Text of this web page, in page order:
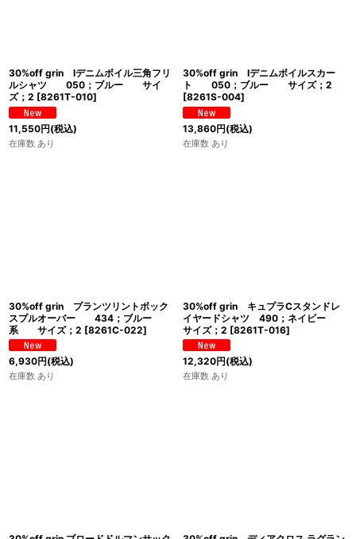
30%off grin Iデニムボイル三角フリ
ルシャツ 050；ブルー サイ
ズ；2 [8261T-010]
11,550円(税込)
在庫数 あり
30%off grin Iデニムボイルスカー
ト 050；ブルー サイズ；2
[8261S-004]
13,860円(税込)
在庫数 あり
30%off grin プランツリントボック
スプルオーバー 434；ブルー
系 サイズ；2 [8261C-022]
6,930円(税込)
在庫数 あり
30%off grin キュプラCスタンドレ
イヤードシャツ 490；ネイビー
サイズ；2 [8261T-016]
12,320円(税込)
在庫数 あり